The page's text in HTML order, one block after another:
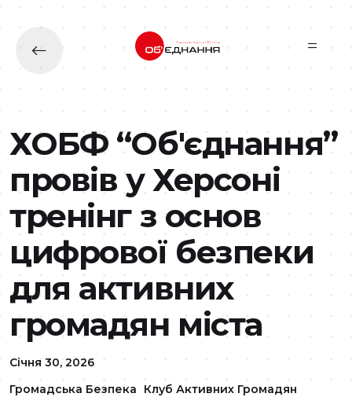
ХОБФ “Об'єднання”
провів у Херсоні
тренінг з основ
цифрової безпеки
для активних
громадян міста
Січня 30, 2026
Громадська Безпека
Клуб Активних Громадян